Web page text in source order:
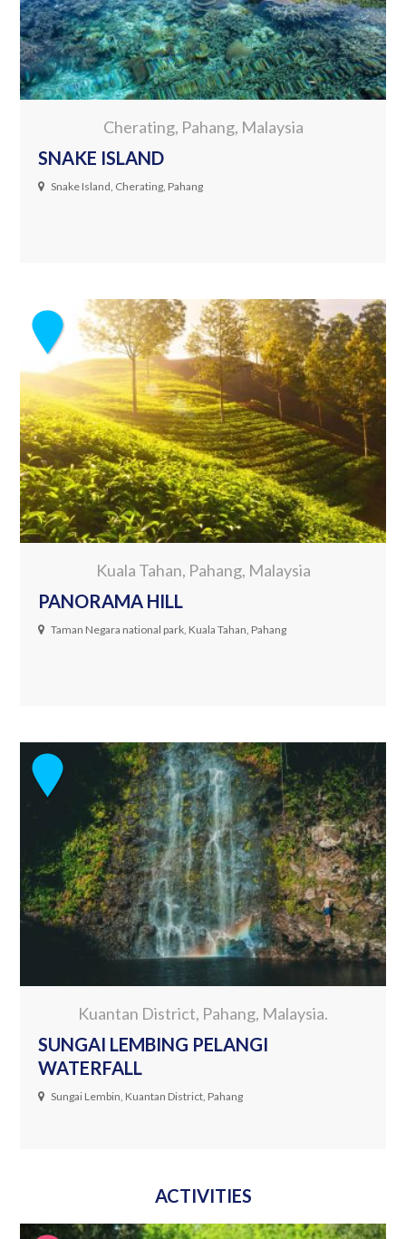
Cherating, Pahang, Malaysia
SNAKE ISLAND
Snake Island, Cherating, Pahang
Kuala Tahan, Pahang, Malaysia
PANORAMA HILL
Taman Negara national park, Kuala Tahan, Pahang
Kuantan District, Pahang, Malaysia.
SUNGAI LEMBING PELANGI
WATERFALL
Sungai Lembin, Kuantan District, Pahang
ACTIVITIES